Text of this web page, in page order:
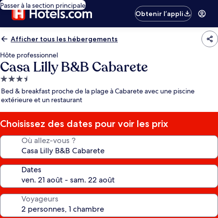
Passer à la section principale
Obtenir l’appli
Afficher tous les hébergements
Hôte professionnel
Casa Lilly B&B Cabarete
Hébergement
3.5 étoiles
Bed & breakfast proche de la plage à Cabarete avec une piscine
extérieure et un restaurant
Choisissez des dates pour voir les prix
Où allez-vous ?
Dates
Voyageurs